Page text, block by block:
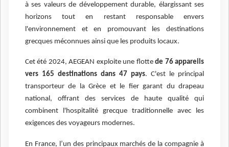
à ses valeurs de développement durable, élargissant ses
horizons tout en restant responsable envers
l'environnement et en promouvant les destinations
grecques méconnues ainsi que les produits locaux.
Cet été 2024, AEGEAN exploite une flottede 76 appareils
vers 165 destinations dans 47 pays. C'est le principal
transporteur de la Grèce et le fier garant du drapeau
national, offrant des services de haute qualité qui
combinent l'hospitalité grecque traditionnelle avec les
exigences des voyageurs modernes.
En France, l’un des principaux marchés de la compagnie à